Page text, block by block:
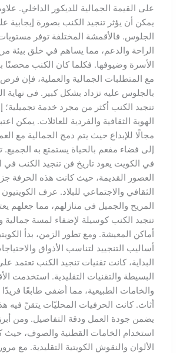
على القيمة الجمالية للديكور الداخلي.
يمكن أن يؤثر تنجيد الكنب بصورة إيجابية
الجلوس. فالأقمشة المختلفة توفر
الراحة والدعم، مما يساهم في خلق بيئة
الأسرة وضيوفها. فكلما كان الكنب محصنًا
مع المتطلبات الجمالية والعملية، فإن فرص
بالجلوس عليه تزداد بشكل كبير. في نهاية
تنجيد الكنب أكثر من مجرد خدمة
الهوية الثقافية والفردية للعائلات. يمكن
مجالًا للإبداع حيث يتم دمج الجمالية مع
إلى فضاء مفعم بالحياة يستمتع به الجميع.
في الكويت يعود تاريخ فن تنجيد الكنب في
العصور القديمة، حيث كانت هذه الحرفة
الثقافي والاجتماعي للبلاد. عرف الكويتيون
المريح والجميل في منازلهم، مما جعلهم
تنجيد الكنب كوسيلة لإضفاء لمسة جمالية
أماكن المعيشة. ومع تطور الزمن، بدأ
أساليب التنجييد لتناسب الأذواق
البداية، كانت تقنيات تنجيد الكنب تعتمد
البسيطة والتقنيات التقليدية. استخدمت
والخامات الطبيعية، مما أضفى طابعًا
أثاث. كانت الحرفيات المحليّات يتقنّ فيه
يضمن جودة العمل ودقة التفاصيل. ومن
استخدام الخامات القطنية والصوف،
الألوان والنقوش الكويتية التقليدية. مع